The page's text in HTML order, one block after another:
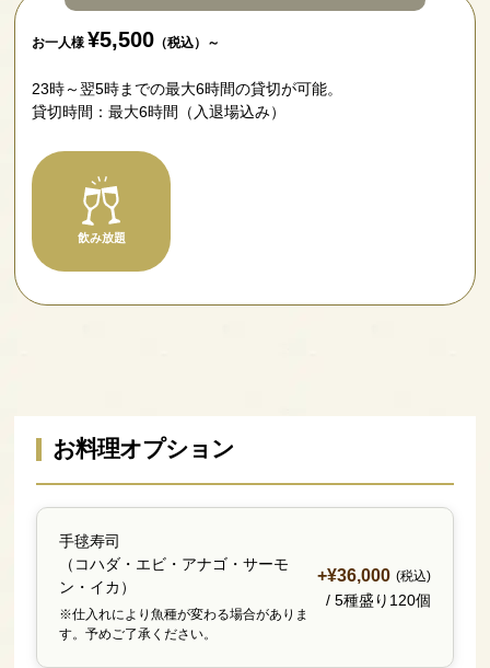
お一人様 ¥5,500 （税込）～
23時～翌5時までの最大6時間の貸切が可能。
貸切時間：最大6時間（入退場込み）
飲み放題
お料理オプション
手毬寿司
（コハダ・エビ・アナゴ・サーモ
ン・イカ）
※仕入れにより魚種が変わる場合がありま
す。予めご了承ください。
+¥36,000 (税込)
/ 5種盛り120個